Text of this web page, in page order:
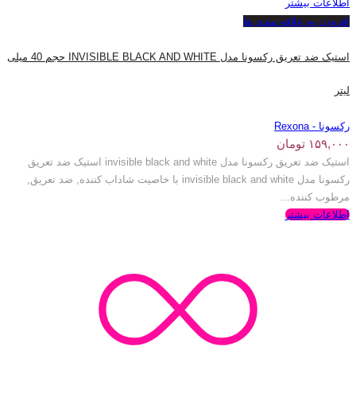
اطلاعات بیشتر
افزودن به علاقه مندی ها
استیک ضد تعریق رکسونا مدل INVISIBLE BLACK AND WHITE حجم 40 میلی
لیتر
رکسونا - Rexona
۱۵۹,۰۰۰ تومان
استیک ضد تعریق رکسونا مدل invisible black and white استیک ضد تعریق
رکسونا مدل invisible black and white با خاصیت شاداب کننده, ضد تعریق,
مرطوب کننده...
اطلاعات بیشتر